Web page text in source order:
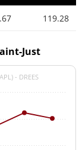
119.28
Just
- DREES